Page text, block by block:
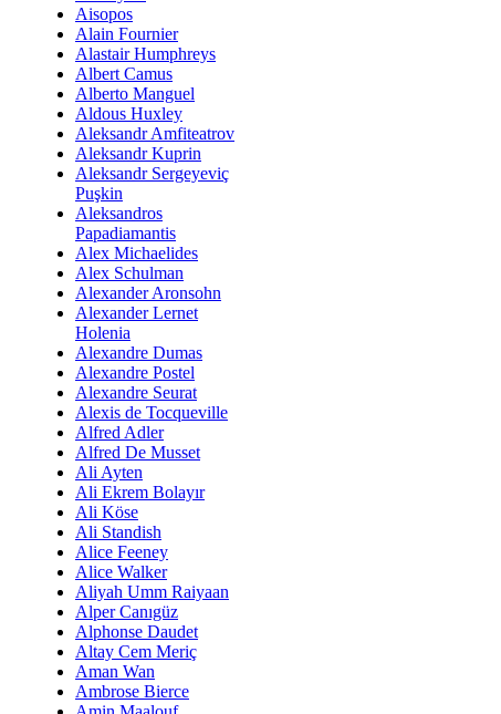
Aisopos
Alain Fournier
Alastair Humphreys
Albert Camus
Alberto Manguel
Aldous Huxley
Aleksandr Amfiteatrov
Aleksandr Kuprin
Aleksandr Sergeyeviç
Puşkin
Aleksandros
Papadiamantis
Alex Michaelides
Alex Schulman
Alexander Aronsohn
Alexander Lernet
Holenia
Alexandre Dumas
Alexandre Postel
Alexandre Seurat
Alexis de Tocqueville
Alfred Adler
Alfred De Musset
Ali Ayten
Ali Ekrem Bolayır
Ali Köse
Ali Standish
Alice Feeney
Alice Walker
Aliyah Umm Raiyaan
Alper Canıgüz
Alphonse Daudet
Altay Cem Meriç
Aman Wan
Ambrose Bierce